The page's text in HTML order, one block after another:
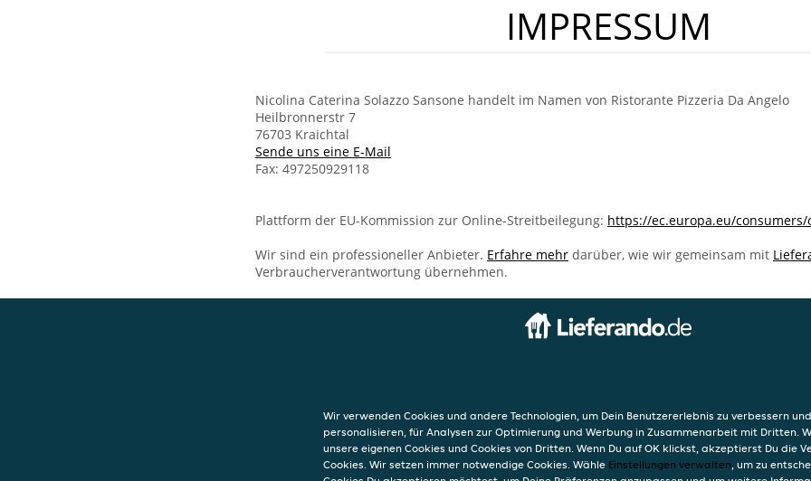
IMPRESSUM
Nicolina Caterina Solazzo Sansone handelt im Namen von Ristorante Pizzeria Da Angelo
Heilbronnerstr 7
76703 Kraichtal
Sende uns eine E-Mail
Fax: 497250929118
Plattform der EU-Kommission zur Online-Streitbeilegung: https://ec.europa.eu/
Wir sind ein professioneller Anbieter. Erfahre mehr darüber, wie wir gemeinsam mit
Verbraucherverantwortung übernehmen.
Kraichtal
Heilbronnerstr 7
76703 Kraichtal
Wir verwenden Cookies und andere Technologien, um Dein Benutzererlebnis zu verbessern
personalisieren, für Analysen zur Optimierung und Werbung in Zusammenarbeit mit Dritten.
unsere eigenen Cookies und Cookies von Dritten. Wenn Du auf OK klickst, akzeptierst Du die
Cookies. Wir setzen immer notwendige Cookies. Wähle Einstellungen verwalten, um zu